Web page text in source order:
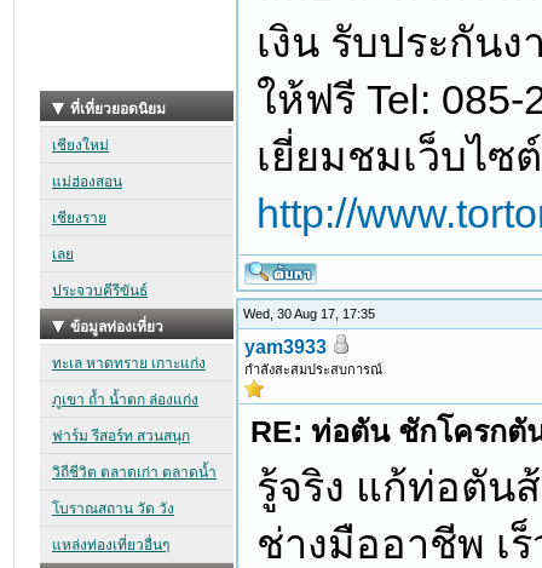
เงิน รับประกัน
ให้ฟรี Tel: 085-
เยี่ยมชมเว็บไซ
http://
Wed, 30 Aug 17, 17:35
yam3933
กำลังสะสมประสบการณ์
RE: ท่อตัน ชักโครก
รู้จริง แก้ท่อตัน
ช่างมืออาชีพ เ